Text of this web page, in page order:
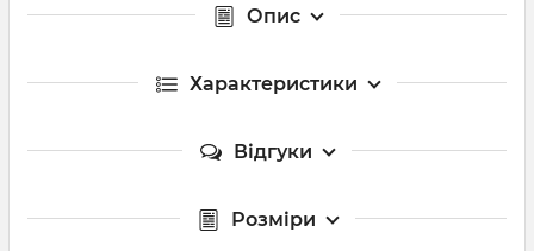
Опис
Характеристики
Відгуки
Розміри